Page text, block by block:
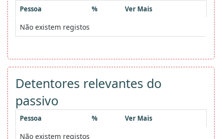
Pessoa % Ver Mais
Não existem registos
Detentores relevantes do
passivo
Pessoa % Ver Mais
Não existem registos